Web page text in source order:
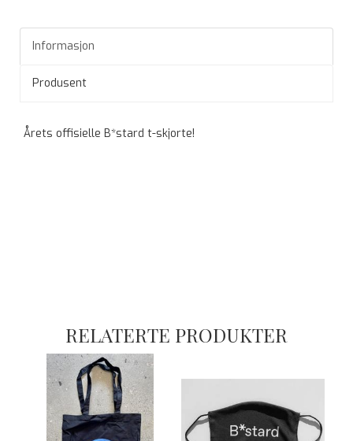
Informasjon
Produsent
Årets offisielle B*stard t-skjorte!
RELATERTE PRODUKTER